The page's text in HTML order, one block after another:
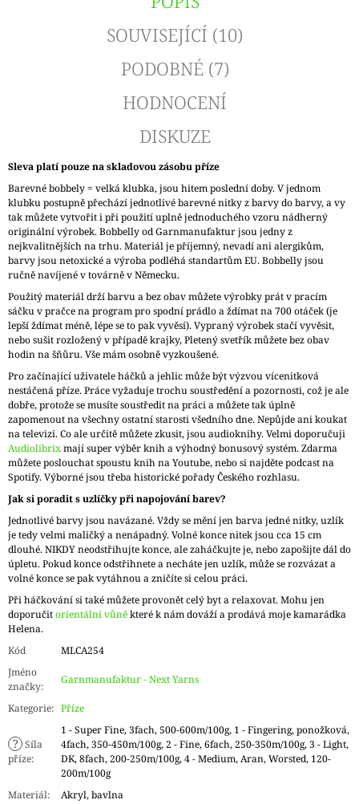
SOUVISEJÍCÍ (10)
PODOBNÉ (7)
HODNOCENÍ
DISKUZE
Sleva platí pouze na skladovou zásobu příze
Barevné bobbely = velká klubka, jsou hitem poslední doby. V jednom
klubku postupně přechází jednotlivé barevné nitky z barvy do barvy, a vy
tak můžete vytvořit i při použití uplně jednoduchého vzoru nádherný
originální výrobek. Bobbelly od Garnmanufaktur jsou jedny z
nejkvalitnějších na trhu. Materiál je příjemný, nevadí ani alergikům,
barvy jsou netoxické a výroba podléhá standartům EU. Bobbelly jsou
ručně navíjené v továrně v Německu.
Použitý materiál drží barvu a bez obav můžete výrobky prát v pracím
sáčku v pračce na program pro spodní prádlo a ždímat na 700 otáček (je
lepší ždímat méně, lépe se to pak vyvěsí). Vypraný výrobek stačí vyvěsit,
nebo sušit rozložený v případě krajky, Pletený svetřík můžete bez obav
hodin na šňůru. Vše mám osobně vyzkoušené.
Pro začínající uživatele háčků a jehlic může být výzvou vícenitková
nestáčená příze. Práce vyžaduje trochu soustředění a pozornosti, což je ale
dobře, protože se musíte soustředit na práci a můžete tak úplně
zapomenout na všechny ostatní starosti všedního dne. Nepůjde ani koukat
na televizi. Co ale určitě můžete zkusit, jsou audioknihy. Velmi doporučuji
Audiolibrixmají super výběr knih a výhodný bonusový systém. Zdarma
můžete poslouchat spoustu knih na Youtube, nebo si najděte podcast na
Spotify. Výborné jsou třeba historické pořady Českého rozhlasu.
Jak si poradit s uzlíčky při napojování barev?
Jednotlivé barvy jsou navázané. Vždy se mění jen barva jedné nitky, uzlík
je tedy velmi maličký a nenápadný. Volné konce nitek jsou cca 15 cm
dlouhé. NIKDY neodstřihujte konce, ale zaháčkujte je, nebo zapošijte dál do
úpletu. Pokud konce odstřihnete a necháte jen uzlík, může se rozvázat a
volné konce se pak vytáhnou a zničíte si celou práci.
Při háčkování si také můžete provonět celý byt a relaxovat. Mohu jen
doporučitorientální vůněkteré k nám dováží a prodává moje kamarádka
Helena.
Kód
MLCA254
Jméno
značky:
Garnmanufaktur - Next Yarns
Kategorie: Příze
? Síla
příze:
1 - Super Fine, 3fach, 500-600m/100g, 1 - Fingering, ponožková,
4fach, 350-450m/100g, 2 - Fine, 6fach, 250-350m/100g, 3 - Light,
DK, 8fach, 200-250m/100g, 4 - Medium, Aran, Worsted, 120-
200m/100g
Materiál:
Akryl, bavlna